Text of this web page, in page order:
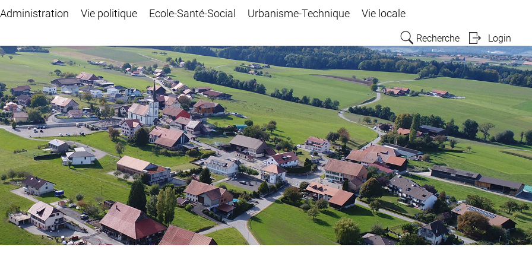
Administration Vie politique Ecole-Santé-Social Urbanisme-Technique Vie locale
Recherche Login